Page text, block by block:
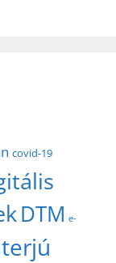
covid-19
DTM e-